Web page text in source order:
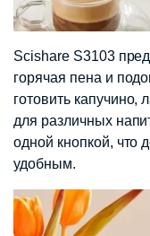
Scishare S3103
горячая пена и
готовить капучино,
для различных
одной кнопкой, что
удобным.​